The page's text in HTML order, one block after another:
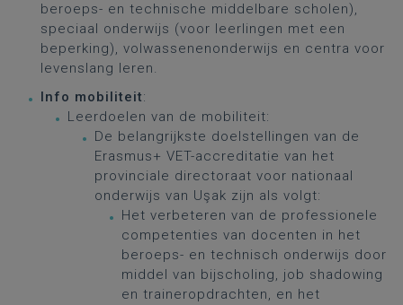
beroeps- en technische middelbare scholen),
speciaal onderwijs (voor leerlingen met een
beperking), volwassenenonderwijs en centra voor
levenslang leren.
Info mobiliteit:
Leerdoelen van de mobiliteit:
De belangrijkste doelstellingen van de
Erasmus+ VET-accreditatie van het
provinciale directoraat voor nationaal
onderwijs van Uşak zijn als volgt:
Het verbeteren van de professionele
competenties van docenten in het
beroeps- en technisch onderwijs door
middel van bijscholing, job shadowing
en traineropdrachten, en het